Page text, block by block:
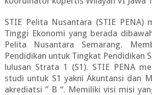
STIE Pelita Nusantara (STIE PENA)
Tinggi Ekonomi yang berada
Pelita Nusantara Semarang.
Pendidikan untuk Tingkat Pendidikan
lulusan Strata 1 (S1). STIE PENA
studi untuk S1 yakni Akuntansi dan
akrediatsi ” B “. Memiliki visi misi